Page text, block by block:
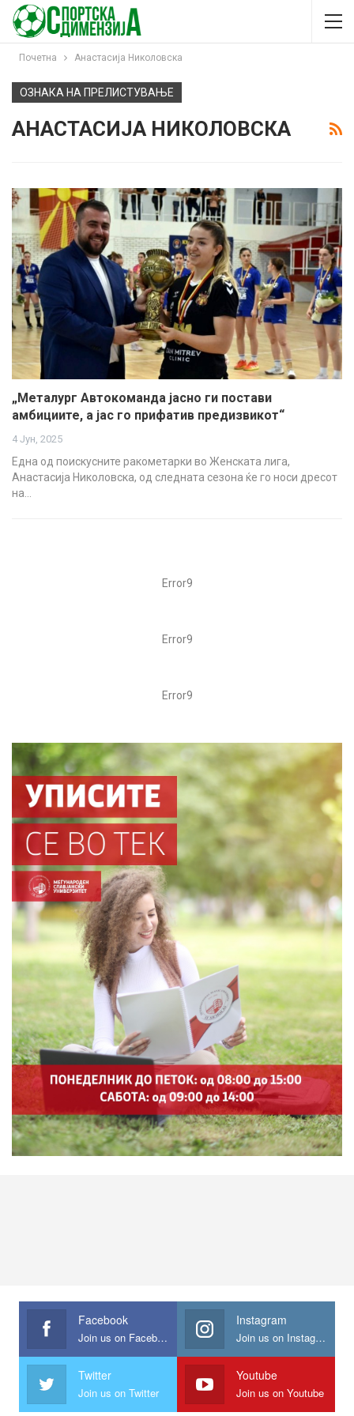
Почетна Анастасија Николовска
ОЗНАКА НА ПРЕЛИСТУВАЊЕ
АНАСТАСИЈА НИКОЛОВСКА
„Металург Автокоманда јасно ги постави
амбициите, а јас го прифатив предизвикот“
4 Јун, 2025
Една од поискусните ракометарки во Женската лига,
Анастасија Николовска, од следната сезона ќе го носи дресот
на…
Error9
Error9
Error9
Facebook
Join us on Facebook
Instagram
Join us on Instagram
Twitter
Join us on Twitter
Youtube
Join us on Youtube